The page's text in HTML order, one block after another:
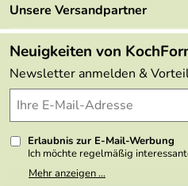
Retourenportal
FAQs
Lieferbedingungen
Delivery Terms
Kundenlogin
Angebote
Made in Germany
Themen
Wir über uns
Presse
Unsere Versandpartner
Neuigkeiten von
Newsletter anmelden &
Erlaubnis zur E-Mail-Werbung
Ich möchte regelmäßig
Meine E-Mail-Adresse wird nicht
weitergegeben. Zu statistischen
Mehr anzeigen ...